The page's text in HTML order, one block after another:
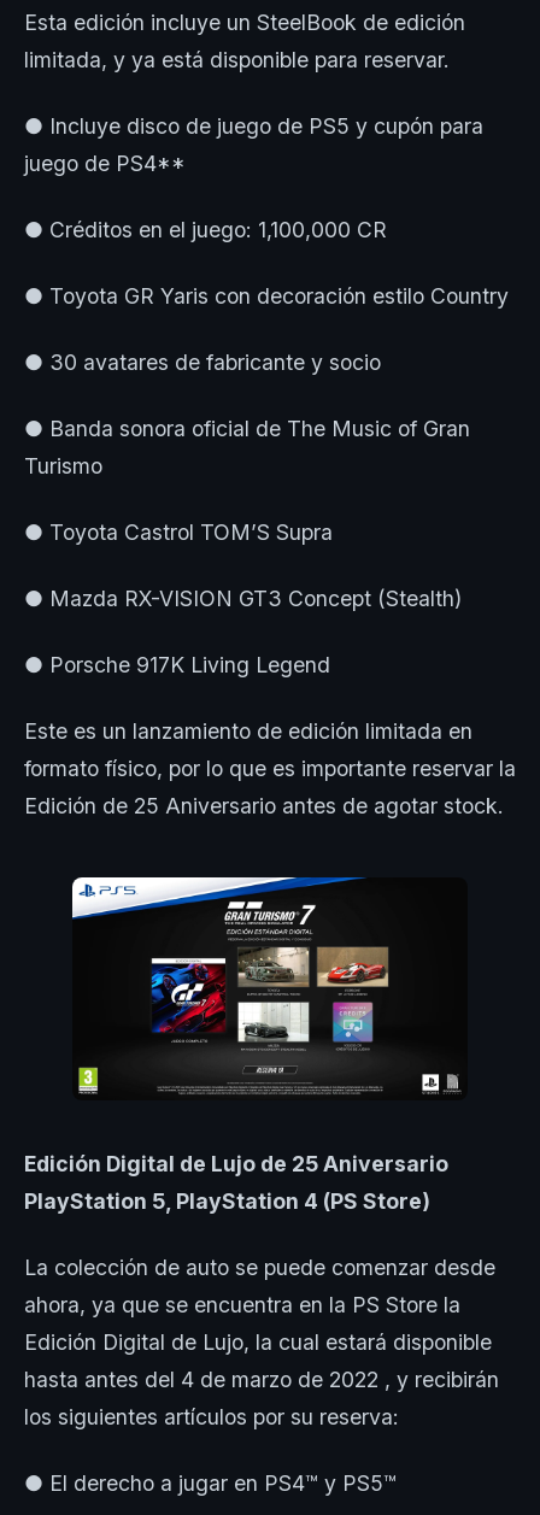
Esta edición incluye un SteelBook de edición
limitada, y ya está disponible para reservar.
● Incluye disco de juego de PS5 y cupón para
juego de PS4**
● Créditos en el juego: 1,100,000 CR
● Toyota GR Yaris con decoración estilo Country
● 30 avatares de fabricante y socio
● Banda sonora oficial de The Music of Gran
Turismo
● Toyota Castrol TOM’S Supra
● Mazda RX-VISION GT3 Concept (Stealth)
● Porsche 917K Living Legend
Este es un lanzamiento de edición limitada en
formato físico, por lo que es importante reservar la
Edición de 25 Aniversario antes de agotar stock.
Edición Digital de Lujo de 25 Aniversario
PlayStation 5, PlayStation 4 (PS Store)
La colección de auto se puede comenzar desde
ahora, ya que se encuentra en la PS Store la
Edición Digital de Lujo, la cual estará disponible
hasta antes del 4 de marzo de 2022 , y recibirán
los siguientes artículos por su reserva:
● El derecho a jugar en PS4™ y PS5™